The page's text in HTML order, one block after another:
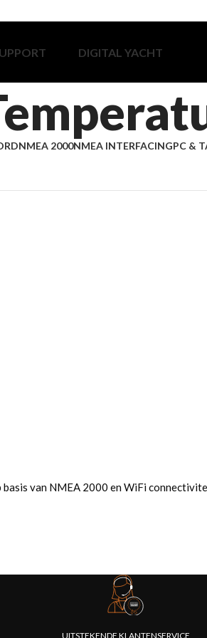
DIGITAL YACHT
NMEA 2000NMEA INTERFACINGPC &
van NMEA 2000 en WiFi
UITSTEKENDE KLANTENSERVICE